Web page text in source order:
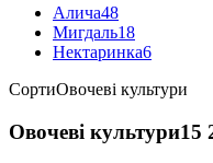
Алича48
Мигдаль18
Нектаринка6
СортиОвочеві культури
Овочеві культури15